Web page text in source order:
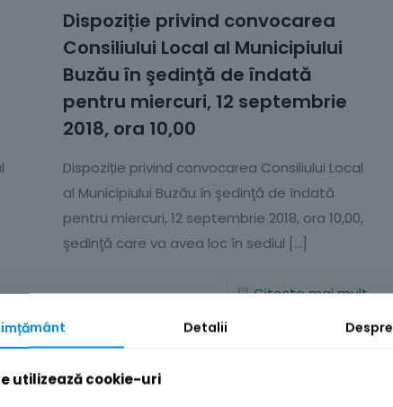
Dispoziție privind convocarea
Consiliului Local al Municipiului
Buzău în şedinţă de îndată
pentru miercuri, 12 septembrie
2018, ora 10,00
Dispoziție privind convocarea Consiliului Local
al Municipiului Buzău în şedinţă de îndată
pentru miercuri, 12 septembrie 2018, ora 10,00,
şedinţă care va avea loc în sediul […]
Citește mai mult
Detalii Despre
utilizează cookie-uri